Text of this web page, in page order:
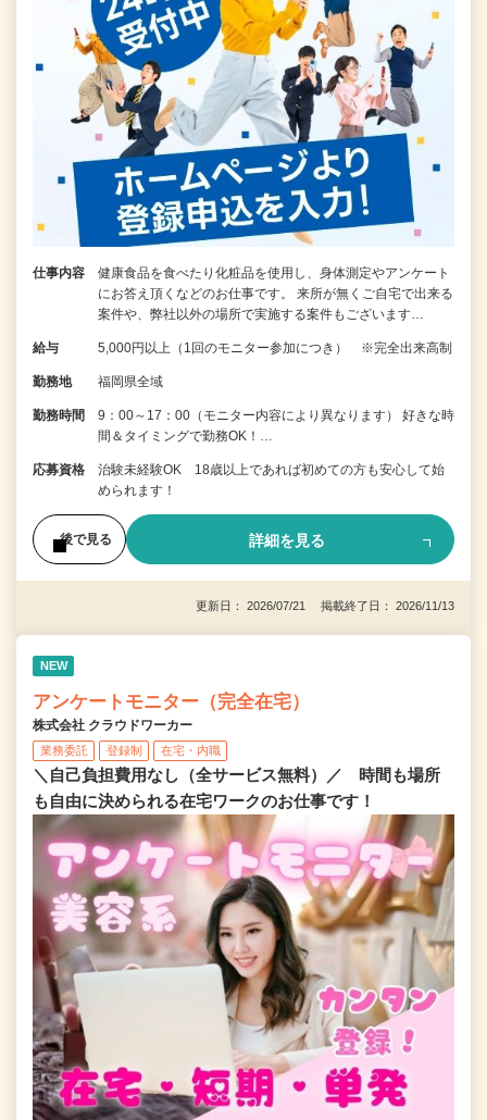
仕事内容
健康食品を食べたり化粧品を使用し、身体測定やアンケート
にお答え頂くなどのお仕事です。 来所が無くご自宅で出来る
案件や、弊社以外の場所で実施する案件もございます…
給与 5,000円以上（1回のモニター参加につき） ※完全出来高制
勤務地 福岡県全域
勤務時間
9：00～17：00（モニター内容により異なります） 好きな時
間＆タイミングで勤務OK！…
応募資格
治験未経験OK 18歳以上であれば初めての方も安心して始
められます！
後で見る 詳細を見る
更新日： 2026/07/21 掲載終了日： 2026/11/13
NEW
アンケートモニター（完全在宅）
株式会社 クラウドワーカー
業務委託 登録制 在宅・内職
＼自己負担費用なし（全サービス無料）／ 時間も場所
も自由に決められる在宅ワークのお仕事です！